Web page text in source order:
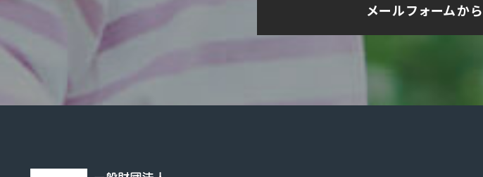
メールフォームか